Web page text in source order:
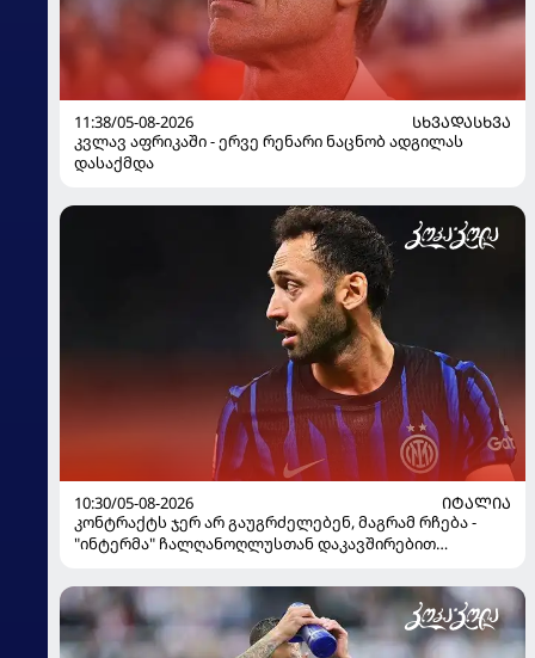
11:38/05-08-2026
ᲡᲮᲕᲐᲓᲐᲡᲮᲕᲐ
კვლავ აფრიკაში - ერვე რენარი ნაცნობ ადგილას
დასაქმდა
10:30/05-08-2026
ᲘᲢᲐᲚᲘᲐ
კონტრაქტს ჯერ არ გაუგრძელებენ, მაგრამ რჩება -
"ინტერმა" ჩალღანოღლუსთან დაკავშირებით